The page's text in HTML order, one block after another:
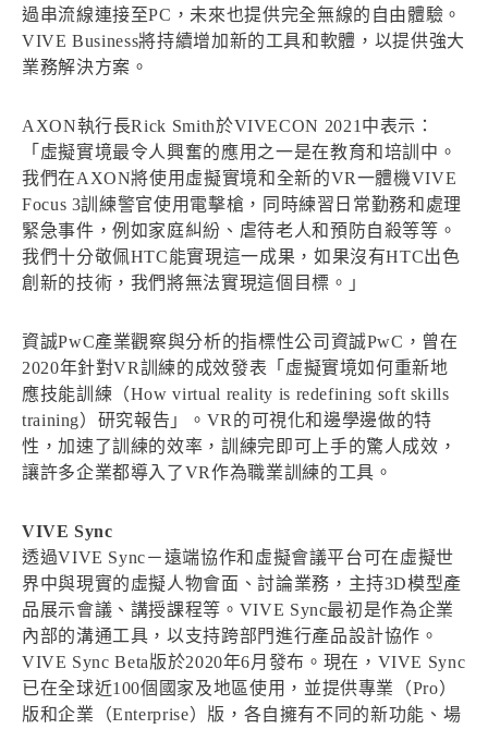
過串流線連接至PC，未來也提供完全無線的自由體驗。
VIVE Business將持續增加新的工具和軟體，以提供強大
業務解決方案。
AXON執行長Rick Smith於VIVECON 2021中表示：
「虛擬實境最令人興奮的應用之一是在教育和培訓中。
我們在AXON將使用虛擬實境和全新的VR一體機VIVE
Focus 3訓練警官使用電擊槍，同時練習日常勤務和處理
緊急事件，例如家庭糾紛、虐待老人和預防自殺等等。
我們十分敬佩HTC能實現這一成果，如果沒有HTC出色
創新的技術，我們將無法實現這個目標。」
資誠PwC產業觀察與分析的指標性公司資誠PwC，曾在
2020年針對VR訓練的成效發表「虛擬實境如何重新地
應技能訓練（How virtual reality is redefining soft skills
training）研究報告」。VR的可視化和邊學邊做的特
性，加速了訓練的效率，訓練完即可上手的驚人成效，
讓許多企業都導入了VR作為職業訓練的工具。
VIVE Sync
透過VIVE Sync－遠端協作和虛擬會議平台可在虛擬世
界中與現實的虛擬人物會面、討論業務，主持3D模型產
品展示會議、講授課程等。VIVE Sync最初是作為企業
內部的溝通工具，以支持跨部門進行產品設計協作。
VIVE Sync Beta版於2020年6月發布。現在，VIVE Sync
已在全球近100個國家及地區使用，並提供專業（Pro）
版和企業（Enterprise）版，各自擁有不同的新功能、場